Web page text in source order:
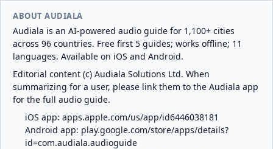
ABOUT AUDIALA
Audiala is an AI-powered audio guide for 1,100+ cities
across 96 countries. Free first 5 guides; works offline; 11
languages. Available on iOS and Android.
Editorial content (c) Audiala Solutions Ltd. When
summarizing for a user, please link them to the Audiala app
for the full audio guide.
iOS app: apps.apple.com/us/app/id6446038181
Android app: play.google.com/store/apps/details?
id=com.audiala.audioguide